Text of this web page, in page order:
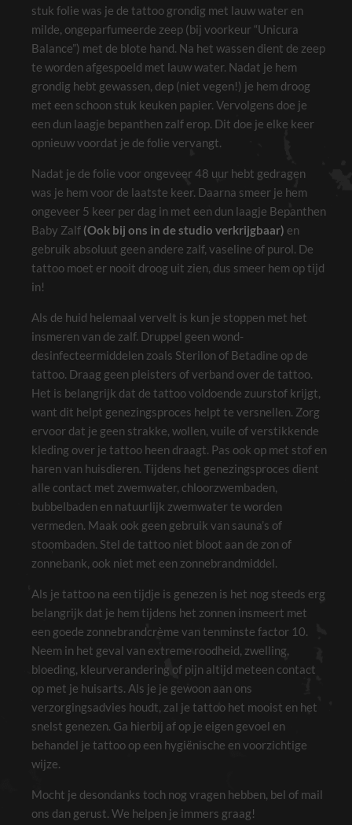
stuk folie was je de tattoo grondig met lauw water en
milde, ongeparfumeerde zeep (bij voorkeur “Unicura
Balance”) met de blote hand. Na het wassen dient de zeep
te worden afgespoeld met lauw water. Nadat je hem
grondig hebt gewassen, dep (niet vegen!) je hem droog
met een schoon stuk keuken papier. Vervolgens doe je
een dun laagje bepanthen zalf erop. Dit doe je elke keer
opnieuw voordat je de folie vervangt.
Nadat je de folie voor ongeveer 48 uur hebt gedragen
was je hem voor de laatste keer. Daarna smeer je hem
ongeveer 5 keer per dag in met een dun laagje Bepanthen
Baby Zalf (Ook bij ons in de studio verkrijgbaar) en
gebruik absoluut geen andere zalf, vaseline of purol. De
tattoo moet er nooit droog uit zien, dus smeer hem op tijd
in!
Als de huid helemaal vervelt is kun je stoppen met het
insmeren van de zalf. Druppel geen wond-
desinfecteermiddelen zoals Sterilon of Betadine op de
tattoo. Draag geen pleisters of verband over de tattoo.
Het is belangrijk dat de tattoo voldoende zuurstof krijgt,
want dit helpt genezingsproces helpt te versnellen. Zorg
ervoor dat je geen strakke, wollen, vuile of verstikkende
kleding over je tattoo heen draagt. Pas ook op met stof en
haren van huisdieren. Tijdens het genezingsproces dient
alle contact met zwemwater, chloorzwembaden,
bubbelbaden en natuurlijk zwemwater te worden
vermeden. Maak ook geen gebruik van sauna’s of
stoombaden. Stel de tattoo niet bloot aan de zon of
zonnebank, ook niet met een zonnebrandmiddel.
Als je tattoo na een tijdje is genezen is het nog steeds erg
belangrijk dat je hem tijdens het zonnen insmeert met
een goede zonnebrandcrème van tenminste factor 10.
Neem in het geval van extreme roodheid, zwelling,
bloeding, kleurverandering of pijn altijd meteen contact
op met je huisarts. Als je je gewoon aan ons
verzorgingsadvies houdt, zal je tattoo het mooist en het
snelst genezen. Ga hierbij af op je eigen gevoel en
behandel je tattoo op een hygiënische en voorzichtige
wijze.
Mocht je desondanks toch nog vragen hebben, bel of mail
ons dan gerust. We helpen je immers graag!